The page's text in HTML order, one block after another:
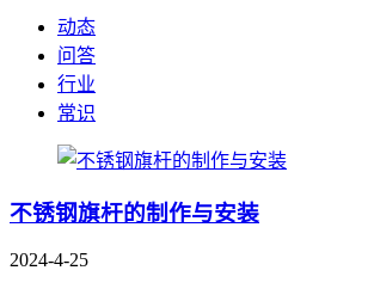
动态
问答
行业
常识
不锈钢旗杆的制作与安装
2024-4-25